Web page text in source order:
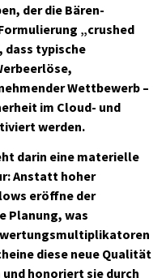
der die Bären-
„crushed
dass typische
Wettbewerb –
im Cloud- und
werden.
darin eine materielle
Anstatt hoher
eröffne der
Planung, was
diese neue Qualität
honoriert sie durch